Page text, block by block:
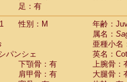
Alouatta caraya
Alouatta fusca
Alouatta seniculus
Ateles belzebuth
Ateles geoffroyi
Ateles paniscus
足：有
性別：M
年齢：
属名：
亜種小名
パンシェ
英名：
下顎骨：有
上腕骨：
肩甲骨：有
大腿骨：